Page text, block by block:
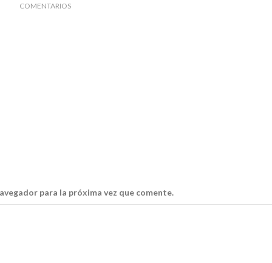
COMENTARIOS
para la próxima vez que comente.